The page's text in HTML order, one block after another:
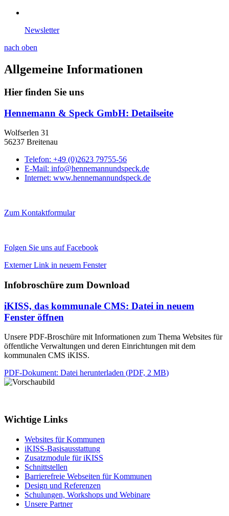
Newsletter
nach oben
Allgemeine Informationen
Hier finden Sie uns
Hennemann & Speck GmbH: Detailseite
Wolfserlen 31
56237 Breitenau
Telefon: +49 (0)2623 79755-56
E-Mail: info@hennemannundspeck.de
Internet: www.hennemannundspeck.de
Zum Kontaktformular
Folgen Sie uns auf Facebook
Externer Link in neuem Fenster
Infobroschüre zum Download
iKISS, das kommunale CMS: Datei in neuem
Fenster öffnen
Unsere PDF-Broschüre mit Informationen zum Thema Websites für
öffentliche Verwaltungen und deren Einrichtungen mit dem
kommunalen CMS iKISS.
PDF-Dokument: Datei herunterladen (PDF, 2 MB)
Wichtige Links
Websites für Kommunen
iKISS-Basisausstattung
Zusatzmodule für iKISS
Schnittstellen
Barrierefreie Webseiten für Kommunen
Design und Referenzen
Schulungen, Workshops und Webinare
Unsere Partner